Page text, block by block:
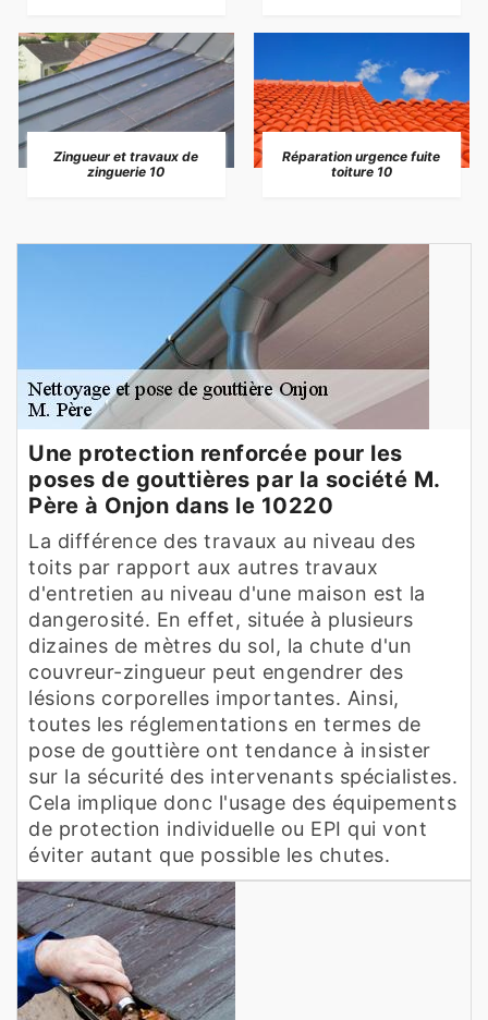
Zingueur et travaux de
zinguerie 10
Réparation urgence fuite
toiture 10
Une protection renforcée pour les
poses de gouttières par la société M.
Père à Onjon dans le 10220
La différence des travaux au niveau des
toits par rapport aux autres travaux
d'entretien au niveau d'une maison est la
dangerosité. En effet, située à plusieurs
dizaines de mètres du sol, la chute d'un
couvreur-zingueur peut engendrer des
lésions corporelles importantes. Ainsi,
toutes les réglementations en termes de
pose de gouttière ont tendance à insister
sur la sécurité des intervenants spécialistes.
Cela implique donc l'usage des équipements
de protection individuelle ou EPI qui vont
éviter autant que possible les chutes.